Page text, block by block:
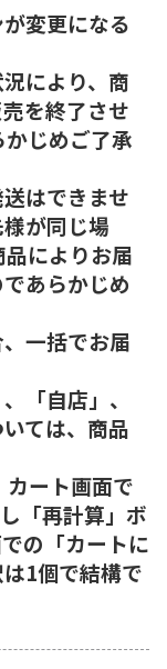
変更になる
により、商
を終了させ
じめご了承
はできませ
が同じ場
によりお届
あらかじめ
一括でお届
「自店」、
ては、商品
ート画面で
「再計算」ボ
の「カートに
1個で結構で